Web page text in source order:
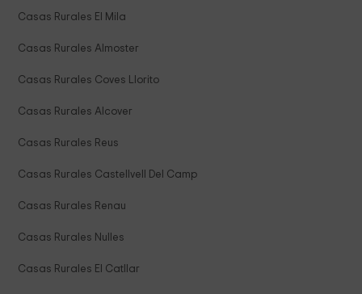
Casas Rurales El Mila
Casas Rurales Almoster
Casas Rurales Coves Llorito
Casas Rurales Alcover
Casas Rurales Reus
Casas Rurales Castellvell Del Camp
Casas Rurales Renau
Casas Rurales Nulles
Casas Rurales El Catllar